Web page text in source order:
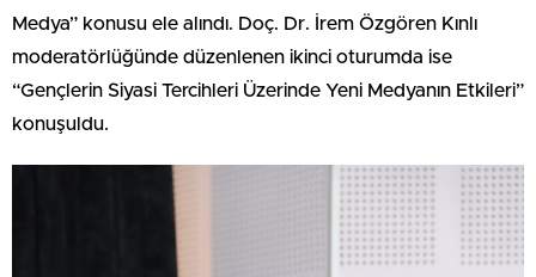
Medya” konusu ele alındı. Doç. Dr. İrem Özgören Kınlı
moderatörlüğünde düzenlenen ikinci oturumda ise
“Gençlerin Siyasi Tercihleri Üzerinde Yeni Medyanın Etkileri”
konuşuldu.